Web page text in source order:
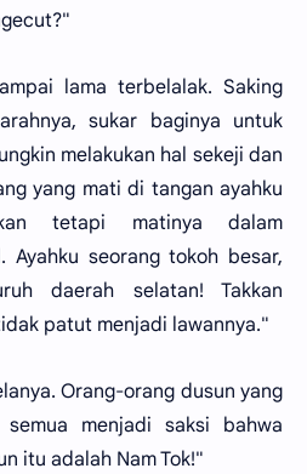
lama terbelalak. Saking
sukar baginya untuk
melakukan hal sekeji dan
yang mati di tangan ayahku
tetapi matinya dalam
Ayahku seorang tokoh besar,
daerah selatan! Takkan
patut menjadi lawannya."
Orang-orang dusun yang
menjadi saksi bahwa
itu adalah Nam Tok!"